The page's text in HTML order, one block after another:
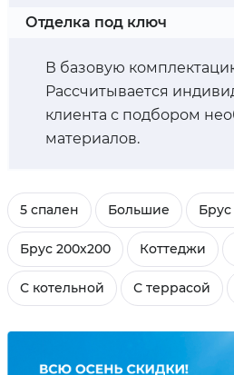
Отделка под ключ
В базовую
Рассчитывается
клиента с подбором
материалов.
5 спален Большие Брус
Брус 200х200 Коттеджи
С котельной С террасой